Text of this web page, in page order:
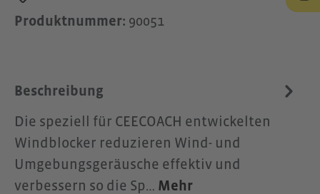
Produktnummer: 90051
Beschreibung
Die speziell für CEECOACH entwickelten
Windblocker reduzieren Wind- und
Umgebungsgeräusche effektiv und
verbessern so die Sp… Mehr